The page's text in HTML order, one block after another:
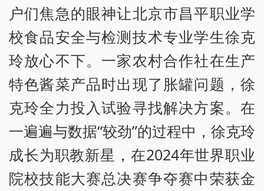
户们焦急的眼神让北京市昌平职业学
校食品安全与检测技术专业学生徐克
玲放心不下。一家农村合作社在生产
特色酱菜产品时出现了胀罐问题，徐
克玲全力投入试验寻找解决方案。在
一遍遍与数据“较劲”的过程中，徐克玲
成长为职教新星，在2024年世界职业
院校技能大赛总决赛争夺赛中荣获金